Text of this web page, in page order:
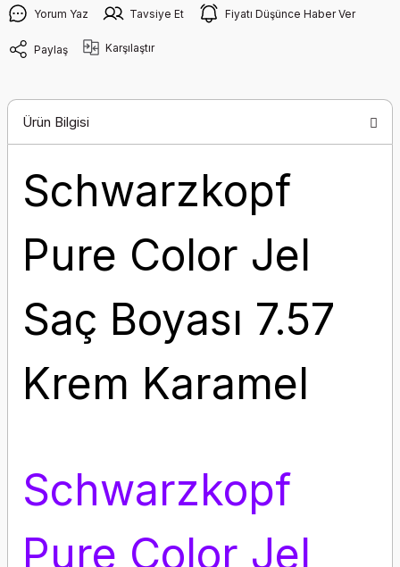
Yorum Yaz Tavsiye Et Fiyatı Düşünce Haber Ver
Paylaş Karşılaştır
Ürün Bilgisi
Schwarzkopf
Pure Color Jel
Saç Boyası 7.57
Krem Karamel
Schwarzkopf
Pure Color Jel